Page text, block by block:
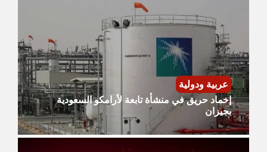
عربية ودولية
إخماد حريق في منشأة تابعة لأرامكو السعودية
بجيزان